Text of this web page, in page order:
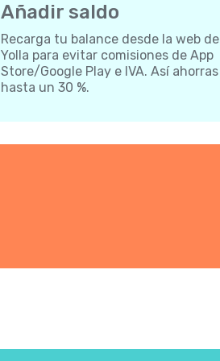
Añadir saldo
Recarga tu balance desde la web de
Yolla para evitar comisiones de App
Store/Google Play e IVA. Así ahorras
hasta un 30 %.